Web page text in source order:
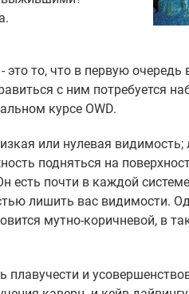
то, что в первую очередь
с ним потребуется
курсе OWD.
или нулевая
подняться на
есть почти в каждой
лишить вас видимости.
мутно-коричневой, в
и